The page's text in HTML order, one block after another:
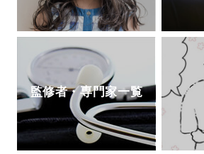
監修者・専門家一覧